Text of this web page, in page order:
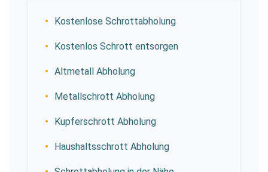
Kostenlose Schrottabholung
Kostenlos Schrott entsorgen
Altmetall Abholung
Metallschrott Abholung
Kupferschrott Abholung
Haushaltsschrott Abholung